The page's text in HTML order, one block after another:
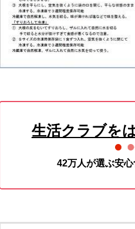
生活クラブを
42万人が選ぶ安